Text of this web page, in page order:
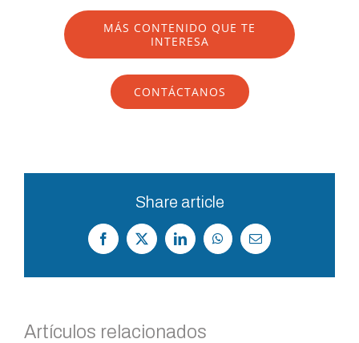
MÁS CONTENIDO QUE TE
INTERESA
CONTÁCTANOS
Share article
Facebook
X LinkedInWhatsApp
Correo
electrónico
Artículos relacionados